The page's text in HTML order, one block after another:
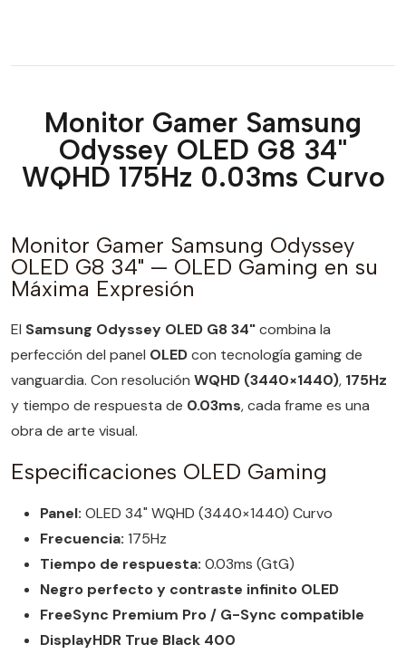
Monitor Gamer Samsung
Odyssey OLED G8 34"
WQHD 175Hz 0.03ms Curvo
Monitor Gamer Samsung Odyssey
OLED G8 34" — OLED Gaming en su
Máxima Expresión
El Samsung Odyssey OLED G8 34"combina la
perfección del panel OLEDcon tecnología gaming de
vanguardia. Con resolución WQHD (3440×1440), 175Hz
y tiempo de respuesta de 0.03ms, cada frame es una
obra de arte visual.
Especificaciones OLED Gaming
Panel: OLED 34" WQHD (3440×1440) Curvo
Frecuencia: 175Hz
Tiempo de respuesta: 0.03ms (GtG)
Negro perfecto y contraste infinito OLED
FreeSync Premium Pro / G-Sync compatible
DisplayHDR True Black 400